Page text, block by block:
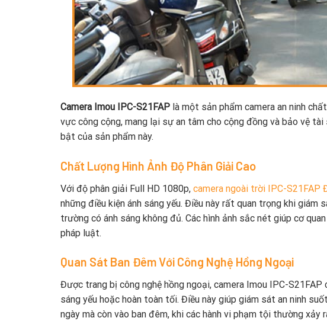
Camera Imou IPC-S21FAP là một sản phẩm camera an ninh
vực công cộng, mang lại sự an tâm cho cộng đồng và bảo vệ
bật của sản phẩm này.
Chất Lượng Hình Ảnh Độ Phân Giải Cao
Với độ phân giải Full HD 1080p, camera ngoài trời IPC-S21FAP
những điều kiện ánh sáng yếu. Điều này rất quan trọng khi
trường có ánh sáng không đủ. Các hình ảnh sắc nét giúp cơ
pháp luật.
Quan Sát Ban Đêm Với Công Nghệ Hồng Ngoại
Được trang bị công nghệ hồng ngoại, camera Imou IPC-
sáng yếu hoặc hoàn toàn tối. Điều này giúp giám sát an ninh
ngày mà còn vào ban đêm, khi các hành vi phạm tội thường xảy